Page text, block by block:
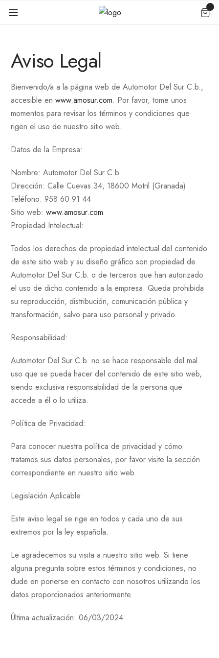
Aviso Legal
Bienvenido/a a la página web de Automotor Del Sur C.b.,
accesible enwww.amosur.com. Por favor, tome unos
momentos para revisar los términos y condiciones que
rigen el uso de nuestro sitio web.
Datos de la Empresa:
Nombre: Automotor Del Sur C.b.
Dirección: Calle Cuevas 34, 18600 Motril (Granada)
Teléfono: 958 60 91 44
Sitio web:www.amosur.com
Propiedad Intelectual:
Todos los derechos de propiedad intelectual del contenido
de este sitio web y su diseño gráfico son propiedad de
Automotor Del Sur C.b. o de terceros que han autorizado
el uso de dicho contenido a la empresa. Queda prohibida
su reproducción, distribución, comunicación pública y
transformación, salvo para uso personal y privado.
Responsabilidad:
Automotor Del Sur C.b. no se hace responsable del mal
uso que se pueda hacer del contenido de este sitio web,
siendo exclusiva responsabilidad de la persona que
accede a él o lo utiliza.
Política de Privacidad:
Para conocer nuestra política de privacidad y cómo
tratamos sus datos personales, por favor visite la sección
correspondiente en nuestro sitio web.
Legislación Aplicable:
Este aviso legal se rige en todos y cada uno de sus
extremos por la ley española.
Le agradecemos su visita a nuestro sitio web. Si tiene
alguna pregunta sobre estos términos y condiciones, no
dude en ponerse en contacto con nosotros utilizando los
datos proporcionados anteriormente.
Última actualización: 06/03/2024